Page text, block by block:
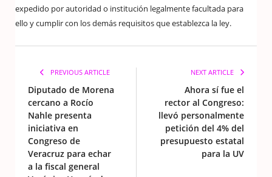
expedido por autoridad o institución legalmente facultada para
ello y cumplir con los demás requisitos que establezca la ley.
PREVIOUS ARTICLE
Diputado de Morena
cercano a Rocío
Nahle presenta
iniciativa en
Congreso de
Veracruz para echar
a la fiscal general
NEXT ARTICLE
Ahora sí fue el
rector al Congreso:
llevó personalmente
petición del 4% del
presupuesto estatal
para la UV